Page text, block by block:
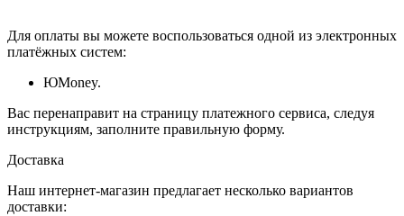
Для оплаты вы можете воспользоваться одной из электронных
платёжных систем:
ЮMoney.
Вас перенаправит на страницу платежного сервиса, следуя
инструкциям, заполните правильную форму.
Доставка
Наш интернет-магазин предлагает несколько вариантов
доставки: